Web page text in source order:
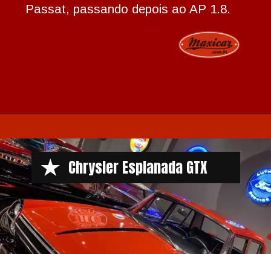
Passat, passando depois ao AP 1.8.
Chrysler Esplanada GTX